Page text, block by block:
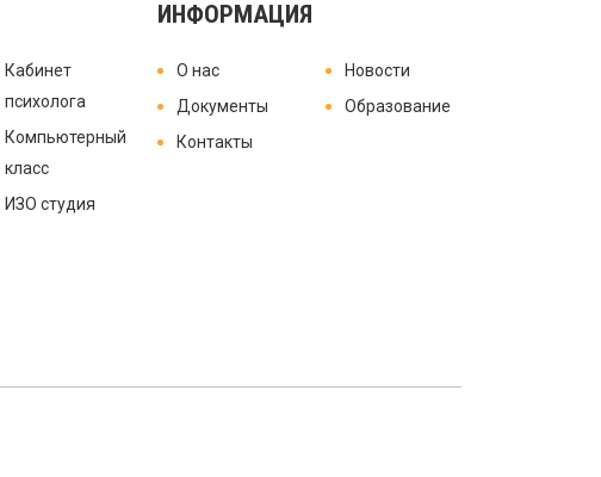
Кабинет
психолога
Компьютерный
класс
ИЗО студия
ИНФОРМАЦИЯ
О нас
Новости
Документы
Образование
Контакты